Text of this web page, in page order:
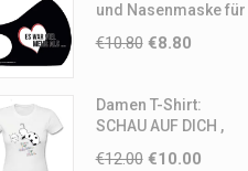
und Nasenmaske für
€10.80 €8.80
Damen T-Shirt:
SCHAU AUF DICH ,
€12.00 €10.00